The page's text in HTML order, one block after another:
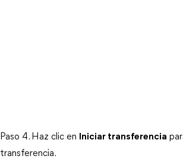
Paso 4. Haz clic en Iniciar transferencia
transferencia.